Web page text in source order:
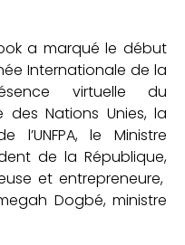
a marqué le début
Internationale de la
virtuelle du
Nations Unies, la
l’UNFPA, le Ministre
de la République,
et entrepreneure,
Dogbé, ministre